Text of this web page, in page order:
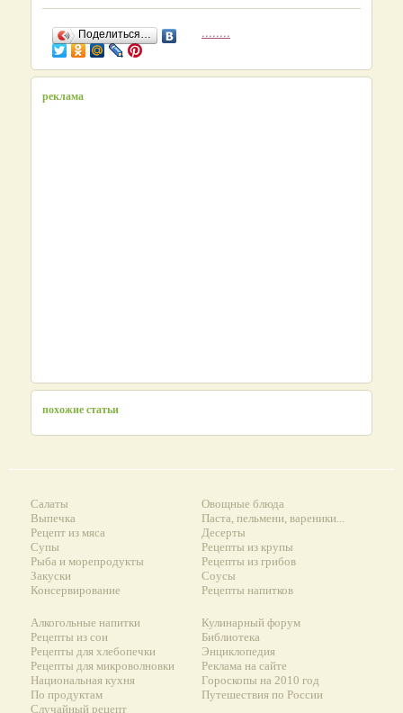
Поделиться… ........
реклама
похожие статьи
Салаты
Выпечка
Рецепт из мяса
Супы
Рыба и морепродукты
Закуски
Консервирование
Овощные блюда
Паста, пельмени, вареники...
Десерты
Рецепты из крупы
Рецепты из грибов
Соусы
Рецепты напитков
Алкогольные напитки
Рецепты из сои
Рецепты для хлебопечки
Рецепты для микроволновки
Национальная кухня
По продуктам
Случайный рецепт
Кулинарный форум
Библиотека
Энциклопедия
Реклама на сайте
Гороскопы на 2010 год
Путешествия по России